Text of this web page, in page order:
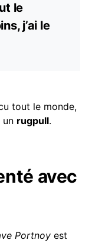
le
j’ai le
tout le monde,
un rugpull.
avec
Portnoy est